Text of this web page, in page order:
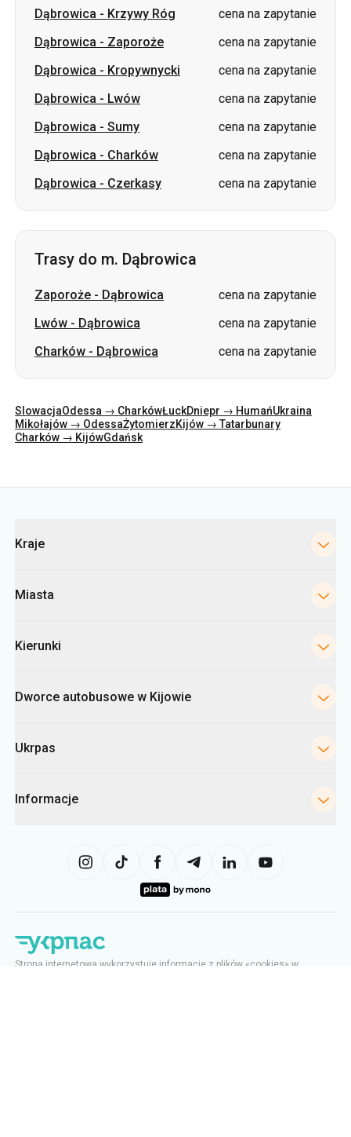
Dąbrowica - Krzywy Róg
cena na zapytanie
Dąbrowica - Zaporoże
cena na zapytanie
Dąbrowica - Kropywnycki
cena na zapytanie
Dąbrowica - Lwów
cena na zapytanie
Dąbrowica - Sumy
cena na zapytanie
Dąbrowica - Charków
cena na zapytanie
Dąbrowica - Czerkasy cena na zapytanie
Trasy do m. Dąbrowica
Zaporoże - Dąbrowica
cena na zapytanie
Lwów - Dąbrowica
cena na zapytanie
Charków - Dąbrowica cena na zapytanie
SlowacjaOdessa → CharkówŁuckDniepr → HumańUkraina
Mikołajów → OdessaŻytomierzKijów → Tatarbunary
Charków → KijówGdańsk
Kraje
Miasta
Kierunki
Dworce autobusowe w Kijowie
Ukrpas
Informacje
Strona internetowa wykorzystuje informacje z plików «cookies» w